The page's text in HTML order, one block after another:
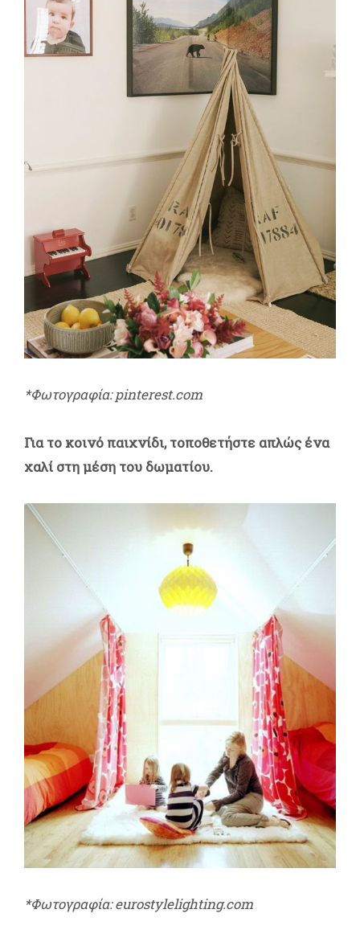
*Φωτογραφία: pinterest.com
Για το κοινό παιχνίδι, τοποθετήστε απλώς ένα
χαλί στη μέση του δωματίου.
*Φωτογραφία: eurostylelighting.com